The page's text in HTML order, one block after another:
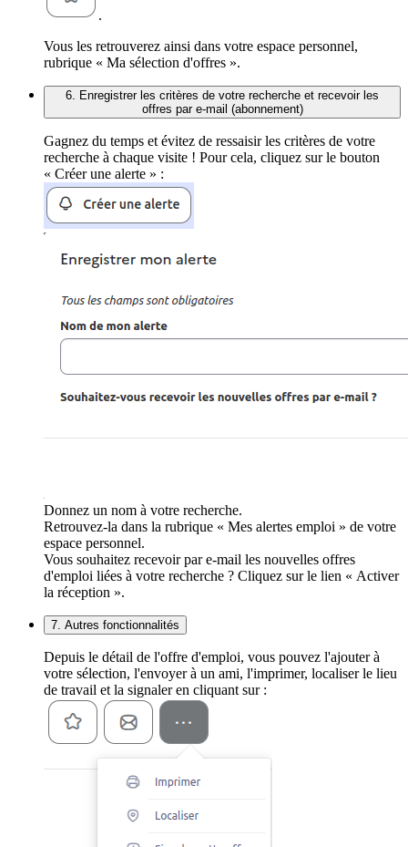
.
Vous les retrouverez ainsi dans votre espace personnel,
rubrique « Ma sélection d'offres ».
6. Enregistrer les critères de votre recherche et recevoir les
offres par e-mail (abonnement)
Gagnez du temps et évitez de ressaisir les critères de votre
recherche à chaque visite ! Pour cela, cliquez sur le bouton
« Créer une alerte » :
Donnez un nom à votre recherche.
Retrouvez-la dans la rubrique « Mes alertes emploi » de votre
espace personnel.
Vous souhaitez recevoir par e-mail les nouvelles offres
d'emploi liées à votre recherche ? Cliquez sur le lien « Activer
la réception ».
7. Autres fonctionnalités
Depuis le détail de l'offre d'emploi, vous pouvez l'ajouter à
votre sélection, l'envoyer à un ami, l'imprimer, localiser le lieu
de travail et la signaler en cliquant sur :